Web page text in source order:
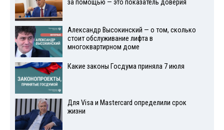
за помощью — это показатель доверия
Александр Высокинский — о том, сколько
стоит обслуживание лифта в
многоквартирном доме
Какие законы Госдума приняла 7 июля
Для Visа и Mastercard определили срок
жизни